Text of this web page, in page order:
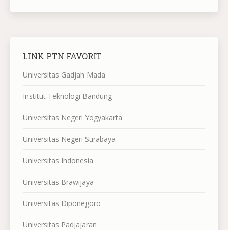
LINK PTN FAVORIT
Universitas Gadjah Mada
Institut Teknologi Bandung
Universitas Negeri Yogyakarta
Universitas Negeri Surabaya
Universitas Indonesia
Universitas Brawijaya
Universitas Diponegoro
Universitas Padjajaran